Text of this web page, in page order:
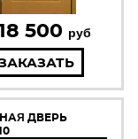
500 руб
ДВЕРЬ